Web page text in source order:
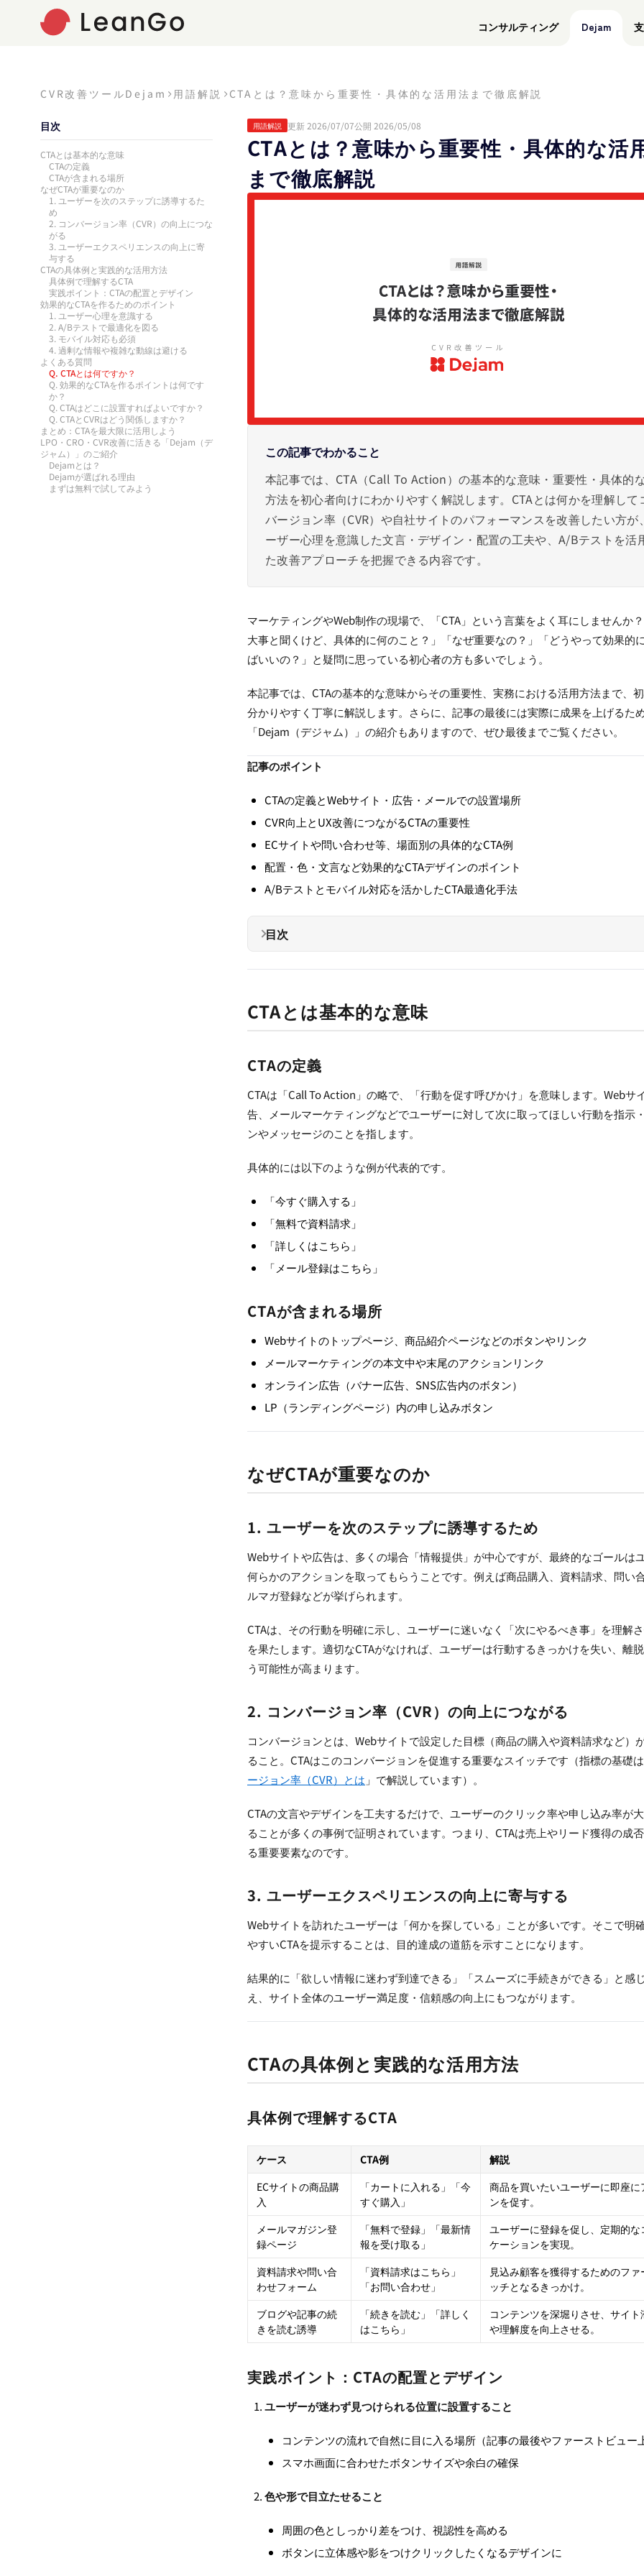
コンサルティング Dejam
CVR改善ツールDejam 用語解説 CTAとは？意味から重要性・具体的な活用法まで徹底解説
目次
CTAとは基本的な意味
CTAの定義
CTAが含まれる場所
なぜCTAが重要なのか
1. ユーザーを次のステップに誘導するた
め
2. コンバージョン率（CVR）の向上につな
がる
3. ユーザーエクスペリエンスの向上に寄
与する
CTAの具体例と実践的な活用方法
具体例で理解するCTA
実践ポイント：CTAの配置とデザイン
効果的なCTAを作るためのポイント
1. ユーザー心理を意識する
2. A/Bテストで最適化を図る
3. モバイル対応も必須
4. 過剰な情報や複雑な動線は避ける
よくある質問
Q. CTAとは何ですか？
Q. 効果的なCTAを作るポイントは何です
か？
Q. CTAはどこに設置すればよいですか？
Q. CTAとCVRはどう関係しますか？
まとめ：CTAを最大限に活用しよう
LPO・CRO・CVR改善に活きる「Dejam（デ
ジャム）」のご紹介
Dejamとは？
Dejamが選ばれる理由
まずは無料で試してみよう
用語解説 更新 2026/07/07公開 2026/05/08
CTAとは？意味から重要性・具体的な活
まで徹底解説
この記事でわかること
本記事では、CTA（Call To Action）の基本的な意味・重要性・具体的
方法を初心者向けにわかりやすく解説します。CTAとは何かを理解して
バージョン率（CVR）や自社サイトのパフォーマンスを改善したい方が
ーザー心理を意識した文言・デザイン・配置の工夫や、A/Bテストを活
た改善アプローチを把握できる内容です。
マーケティングやWeb制作の現場で、「CTA」という言葉をよく耳にしませんか
大事と聞くけど、具体的に何のこと？」「なぜ重要なの？」「どうやって効果的
ばいいの？」と疑問に思っている初心者の方も多いでしょう。
本記事では、CTAの基本的な意味からその重要性、実務における活用方法まで、
分かりやすく丁寧に解説します。さらに、記事の最後には実際に成果を上げるた
「Dejam（デジャム）」の紹介もありますので、ぜひ最後までご覧ください。
記事のポイント
CTAの定義とWebサイト・広告・メールでの設置場所
CVR向上とUX改善につながるCTAの重要性
ECサイトや問い合わせ等、場面別の具体的なCTA例
配置・色・文言など効果的なCTAデザインのポイント
A/Bテストとモバイル対応を活かしたCTA最適化手法
目次
CTAとは基本的な意味
CTAの定義
CTAは「Call To Action」の略で、「行動を促す呼びかけ」を意味します。Webサ
告、メールマーケティングなどでユーザーに対して次に取ってほしい行動を指示
ンやメッセージのことを指します。
具体的には以下のような例が代表的です。
「今すぐ購入する」
「無料で資料請求」
「詳しくはこちら」
「メール登録はこちら」
CTAが含まれる場所
Webサイトのトップページ、商品紹介ページなどのボタンやリンク
メールマーケティングの本文中や末尾のアクションリンク
オンライン広告（バナー広告、SNS広告内のボタン）
LP（ランディングページ）内の申し込みボタン
なぜCTAが重要なのか
1. ユーザーを次のステップに誘導するため
Webサイトや広告は、多くの場合「情報提供」が中心ですが、最終的なゴールは
何らかのアクションを取ってもらうことです。例えば商品購入、資料請求、問い
ルマガ登録などが挙げられます。
CTAは、その行動を明確に示し、ユーザーに迷いなく「次にやるべき事」を理解
を果たします。適切なCTAがなければ、ユーザーは行動するきっかけを失い、離
う可能性が高まります。
2. コンバージョン率（CVR）の向上につながる
コンバージョンとは、Webサイトで設定した目標（商品の購入や資料請求など）
ること。CTAはこのコンバージョンを促進する重要なスイッチです（指標の基礎
ージョン率（CVR）とは 」で解説しています）。
CTAの文言やデザインを工夫するだけで、ユーザーのクリック率や申し込み率が
ることが多くの事例で証明されています。つまり、CTAは売上やリード獲得の成
る重要要素なのです。
3. ユーザーエクスペリエンスの向上に寄与する
Webサイトを訪れたユーザーは「何かを探している」ことが多いです。そこで明
やすいCTAを提示することは、目的達成の道筋を示すことになります。
結果的に「欲しい情報に迷わず到達できる」「スムーズに手続きができる」と感
え、サイト全体のユーザー満足度・信頼感の向上にもつながります。
CTAの具体例と実践的な活用方法
具体例で理解するCTA
ケース CTA例
解説
ECサイトの商品購
入
「カートに入れる」「今
すぐ購入」
商品を買いたいユーザーに即座に
ンを促す。
メールマガジン登
録ページ
「無料で登録」「最新情
報を受け取る」
ユーザーに登録を促し、定期的な
ケーションを実現。
資料請求や問い合
わせフォーム
「資料請求はこちら」
「お問い合わせ」
見込み顧客を獲得するためのファ
ッチとなるきっかけ。
ブログや記事の続
きを読む誘導
「続きを読む」「詳しく
はこちら」
コンテンツを深堀りさせ、サイト
や理解度を向上させる。
実践ポイント：CTAの配置とデザイン
ユーザーが迷わず見つけられる位置に設置すること
コンテンツの流れで自然に目に入る場所（記事の最後やファーストビュー
スマホ画面に合わせたボタンサイズや余白の確保
色や形で目立たせること
周囲の色としっかり差をつけ、視認性を高める
ボタンに立体感や影をつけクリックしたくなるデザインに